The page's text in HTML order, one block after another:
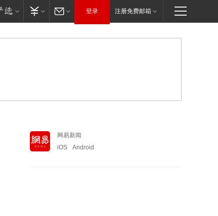
登录 注册免费邮箱
网易新闻
iOS
Android